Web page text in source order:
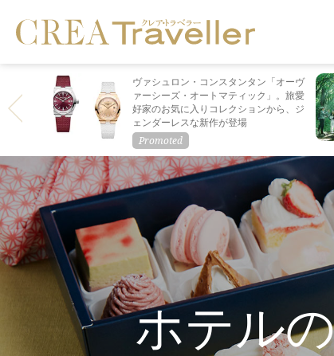
ヴァシュロン・コンスタンタン「オーヴ
ァーシーズ・オートマティック」。旅愛
好家のお気に入りコレクションから、ジ
ェンダーレスな新作が登場
ホテル